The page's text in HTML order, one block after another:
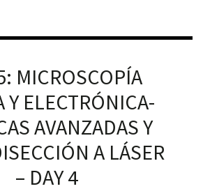
MICROSCOPÍA
Y ELECTRÓNICA-
AVANZADAS Y
A LÁSER
– DAY 4